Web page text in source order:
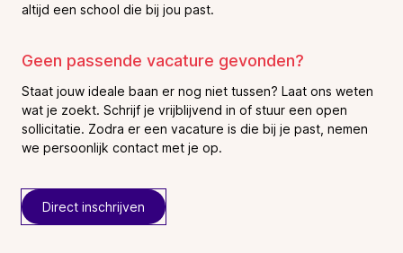
altijd een school die bij jou past.
Geen passende vacature gevonden?
Staat jouw ideale baan er nog niet tussen? Laat ons weten
wat je zoekt. Schrijf je vrijblijvend in of stuur een open
sollicitatie. Zodra er een vacature is die bij je past, nemen
we persoonlijk contact met je op.
Direct inschrijven